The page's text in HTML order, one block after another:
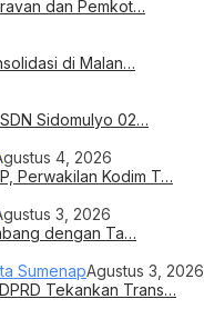
dan Pemkot…
di Malan…
Sidomulyo 02…
4, 2026
Perwakilan Kodim T…
3, 2026
dengan Ta…
SumenapAgustus 3, 2026
Tekankan Trans…